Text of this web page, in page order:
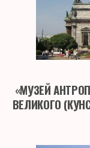
«МУЗЕЙ
ВЕЛИКОГО